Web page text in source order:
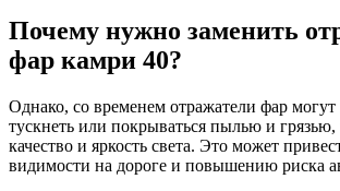
Почему нужно заменить
фар камри 40?
Однако, со временем отражатели фар могут
тускнеть или покрываться пылью и грязью,
качество и яркость света. Это может
видимости на дороге и повышению риска